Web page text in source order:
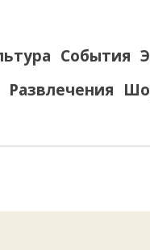
События
Развлечения